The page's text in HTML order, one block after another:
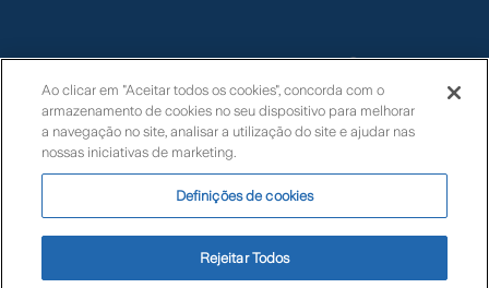
© Zurich
Ao clicar em "Aceitar todos os cookies", concorda com o
armazenamento de cookies no seu dispositivo para melhorar
a navegação no site, analisar a utilização do site e ajudar nas
nossas iniciativas de marketing.
Definições de cookies
Rejeitar Todos